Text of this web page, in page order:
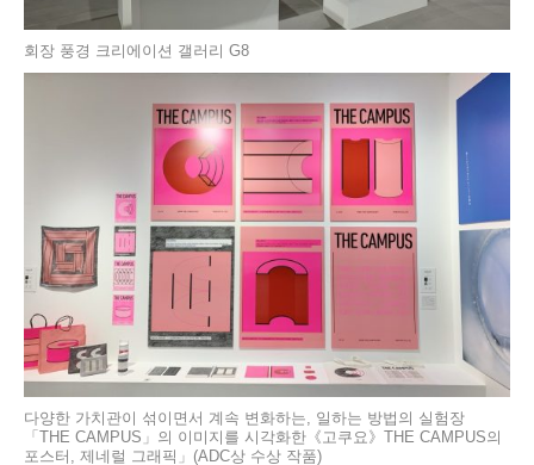
회장 풍경 크리에이션 갤러리 G8
다양한 가치관이 섞이면서 계속 변화하는, 일하는 방법의 실험장
「THE CAMPUS」의 이미지를 시각화한《고쿠요》THE CAMPUS의
포스터, 제네럴 그래픽」(ADC상 수상 작품)